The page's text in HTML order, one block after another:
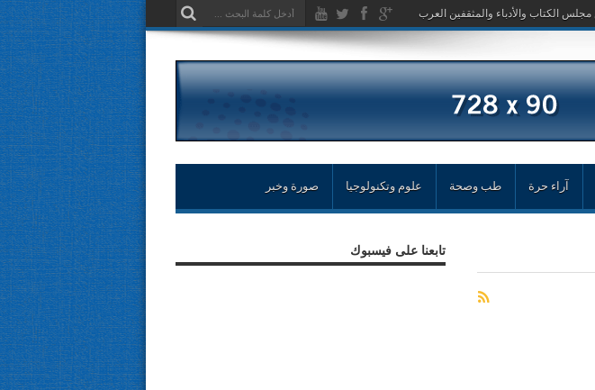
آراء حرة طب وصحة علوم وتكنولوجيا صورة وخبر
تابعنا على فيسبوك